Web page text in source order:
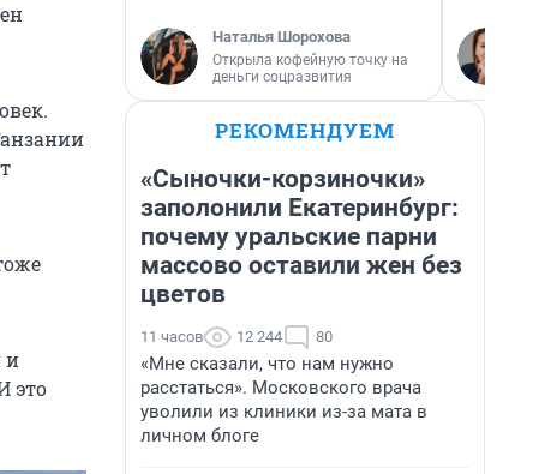
и
это
Наталья Шорохова
Открыла кофейную точку на
деньги соцразвития
РЕКОМЕНДУЕМ
«Сыночки-корзиночки»
заполонили Екатеринбург:
почему уральские парни
массово оставили жен без
цветов
11 часов 12 244 80
«Мне сказали, что нам нужно
расстаться». Московского врача
уволили из клиники из-за мата в
личном блоге